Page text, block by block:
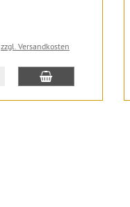
zzgl. Versandkosten
In den Warenkorb